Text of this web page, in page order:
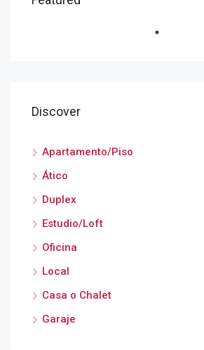
Discover
Apartamento/Piso
Ático
Duplex
Estudio/Loft
Oficina
Local
Casa o Chalet
Garaje